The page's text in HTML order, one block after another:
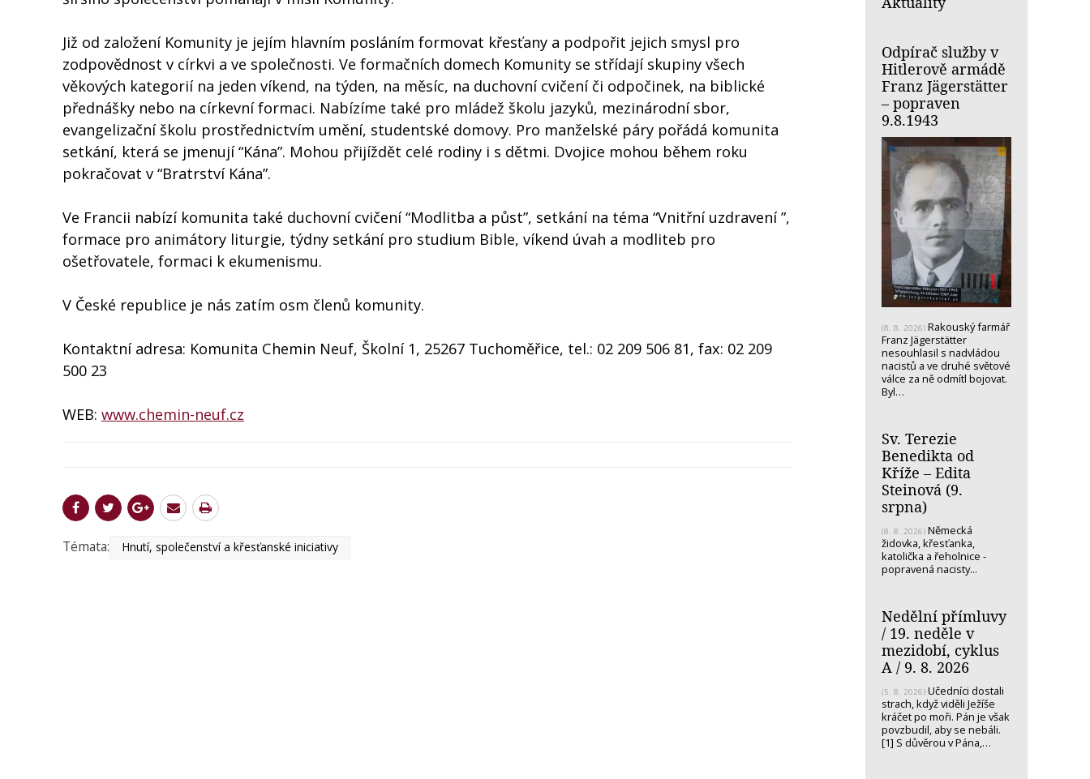
Již od založení Komunity je jejím hlavním posláním formovat křesťany a podpořit jejich smysl pro
zodpovědnost v církvi a ve společnosti. Ve formačních domech Komunity se střídají skupiny všech
věkových kategorií na jeden víkend, na týden, na měsíc, na duchovní cvičení či odpočinek, na biblické
přednášky nebo na církevní formaci. Nabízíme také pro mládež školu jazyků, mezinárodní sbor,
evangelizační školu prostřednictvím umění, studentské domovy. Pro manželské páry pořádá komunita
setkání, která se jmenují “Kána”. Mohou přijíždět celé rodiny i s dětmi. Dvojice mohou během roku
pokračovat v “Bratrství Kána”.
Ve Francii nabízí komunita také duchovní cvičení “Modlitba a půst”, setkání na téma “Vnitřní uzdravení ”,
formace pro animátory liturgie, týdny setkání pro studium Bible, víkend úvah a modliteb pro
ošetřovatele, formaci k ekumenismu.
V České republice je nás zatím osm členů komunity.
Kontaktní adresa: Komunita Chemin Neuf, Školní 1, 25267 Tuchoměřice, tel.: 02 209 506 81, fax: 02 209
500 23
WEB: www.chemin-neuf.cz
Témata: Hnutí, společenství a křesťanské iniciativy
Odpírač služby v
Hitlerově armádě
Franz Jägerstätter
– popraven
9.8.1943
(8. 8. 2026) Rakouský farmář
Franz Jägerstätter
nesouhlasil s nadvládou
nacistů a ve druhé světové
válce za ně odmítl bojovat.
Byl…
Sv. Terezie
Benedikta od
Kříže – Edita
Steinová (9.
srpna)
(8. 8. 2026) Německá
židovka, křesťanka,
katolička a řeholnice -
popravená nacisty...
Nedělní přímluvy
/ 19. neděle v
mezidobí, cyklus
A / 9. 8. 2026
(5. 8. 2026) Učedníci dostali
strach, když viděli Ježíše
kráčet po moři. Pán je však
povzbudil, aby se nebáli.
[1] S důvěrou v Pána,…